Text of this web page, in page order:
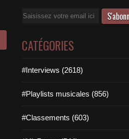
Email
CATÉGORIES
#Interviews (2618)
#Playlists musicales (856)
#Classements (603)